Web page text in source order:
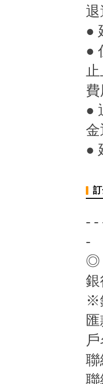
●
●
●
金
●
- -
-
◎
銀
※
聯
聯